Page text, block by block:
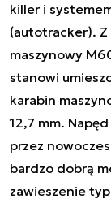
killer i
(autotracker). Z
maszynowy
stanowi
karabin
12,7 mm.
przez
bardzo dobrą
zawieszenie